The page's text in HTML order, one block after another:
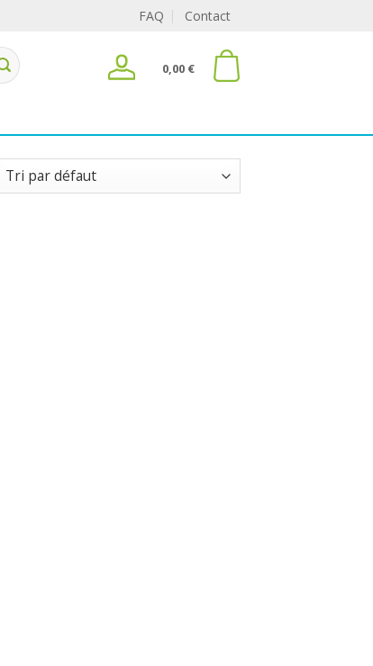
FAQ Contact
0,00 €